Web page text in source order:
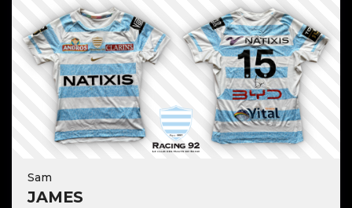
Sam
JAMES